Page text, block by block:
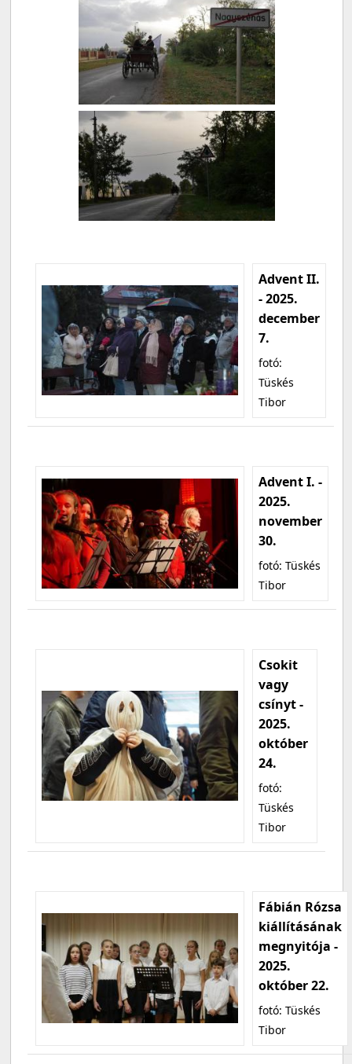
Advent II.
- 2025.
december
7.
fotó:
Tüskés
Tibor
Advent I. -
2025.
november
30.
fotó: Tüskés
Tibor
Csokit
vagy
csínyt -
2025.
október
24.
fotó:
Tüskés
Tibor
Fábián Rózsa
kiállításának
megnyitója -
2025.
október 22.
fotó: Tüskés
Tibor